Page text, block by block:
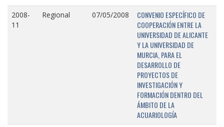
2008-
11
Regional 07/05/2008
CONVENIO ESPECÍFICO DE
COOPERACIÓN ENTRE LA
UNIVERSIDAD DE ALICANTE
Y LA UNIVERSIDAD DE
MURCIA, PARA EL
DESARROLLO DE
PROYECTOS DE
INVESTIGACIÓN Y
FORMACIÓN DENTRO DEL
ÁMBITO DE LA
ACUARIOLOGÍA